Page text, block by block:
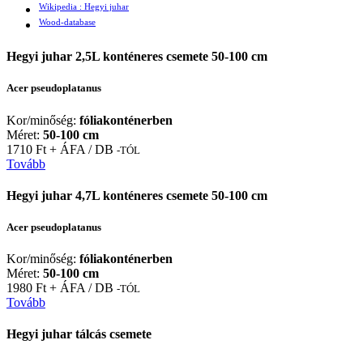
Wikipedia : Hegyi juhar
Wood-database
Hegyi juhar 2,5L konténeres csemete 50-100 cm
Acer pseudoplatanus
Kor/minőség: fóliakonténerben
Méret: 50-100 cm
1710 Ft + ÁFA / DB -TÓL
Tovább
Hegyi juhar 4,7L konténeres csemete 50-100 cm
Acer pseudoplatanus
Kor/minőség: fóliakonténerben
Méret: 50-100 cm
1980 Ft + ÁFA / DB -TÓL
Tovább
Hegyi juhar tálcás csemete